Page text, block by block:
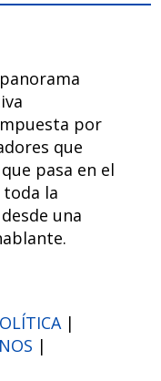
por
que
pasa en el
toda la
una
|
|